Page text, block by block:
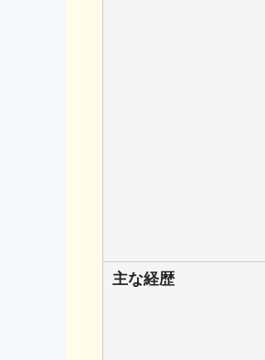
主な経歴